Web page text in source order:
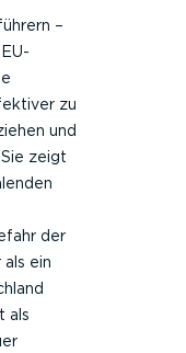
–
zu
und
zeigt
der
ein
als